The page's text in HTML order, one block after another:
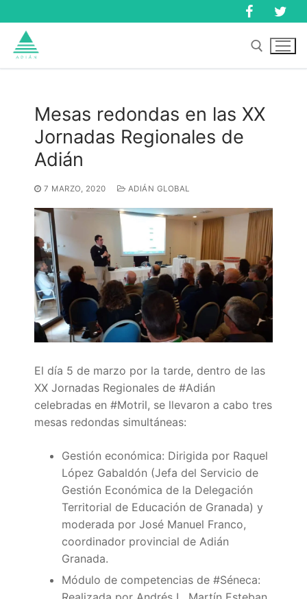
al
contenido
Buscar:
Inicio
Quiénes somos
Adián Almería
Adián Cádiz
Adián Granada
Adián Huelva
Adián Jaén
Adián Málaga
Adián Sevilla
Noticias
Enlaces
FEDADi
Normativa ADIDE
Aula Virtual de Formación del Profesorado
Portal AVERROES
Portal SÉNECA
Hazte Socio
Mesas redondas en las XX
Jornadas Regionales de
Adián
7 MARZO, 2020 ADIÁN GLOBAL
El día 5 de marzo por la tarde, dentro de las
XX Jornadas Regionales de #Adián
celebradas en #Motril, se llevaron a cabo tres
mesas redondas simultáneas:
Gestión económica: Dirigida por Raquel
López Gabaldón (Jefa del Servicio de
Gestión Económica de la Delegación
Territorial de Educación de Granada) y
moderada por José Manuel Franco,
coordinador provincial de Adián
Granada.
Módulo de competencias de #Séneca: